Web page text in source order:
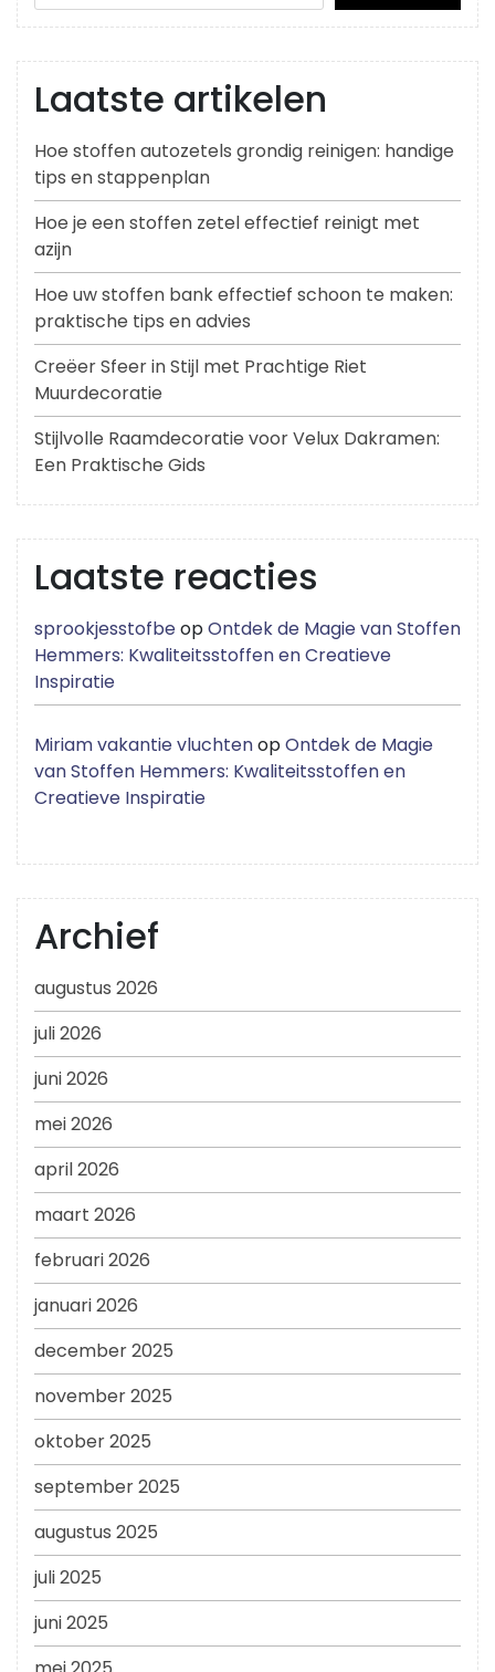
Laatste artikelen
Hoe stoffen autozetels grondig reinigen: handige
tips en stappenplan
Hoe je een stoffen zetel effectief reinigt met
azijn
Hoe uw stoffen bank effectief schoon te maken:
praktische tips en advies
Creëer Sfeer in Stijl met Prachtige Riet
Muurdecoratie
Stijlvolle Raamdecoratie voor Velux Dakramen:
Een Praktische Gids
Laatste reacties
sprookjesstofbeopOntdek de Magie van Stoffen
Hemmers: Kwaliteitsstoffen en Creatieve
Inspiratie
Miriam vakantie vluchtenopOntdek de Magie
van Stoffen Hemmers: Kwaliteitsstoffen en
Creatieve Inspiratie
Archief
augustus 2026
juli 2026
juni 2026
mei 2026
april 2026
maart 2026
februari 2026
januari 2026
december 2025
november 2025
oktober 2025
september 2025
augustus 2025
juli 2025
juni 2025